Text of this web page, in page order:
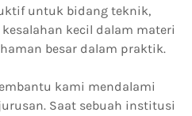
untuk bidang teknik,
kecil dalam materi
besar dalam praktik.
kami mendalami
Saat sebuah institusi